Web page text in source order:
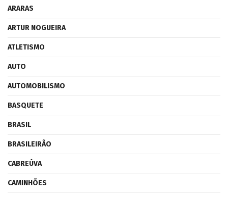
ARARAS
ARTUR NOGUEIRA
ATLETISMO
AUTO
AUTOMOBILISMO
BASQUETE
BRASIL
BRASILEIRÃO
CABREÚVA
CAMINHÕES